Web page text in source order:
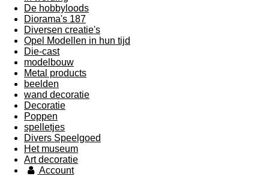
De hobbyloods
Diorama's 187
Diversen creatie's
Opel Modellen in hun tijd
Die-cast
modelbouw
Metal products
beelden
wand decoratie
Decoratie
Poppen
spelletjes
Divers Speelgoed
Het museum
Art decoratie
Account